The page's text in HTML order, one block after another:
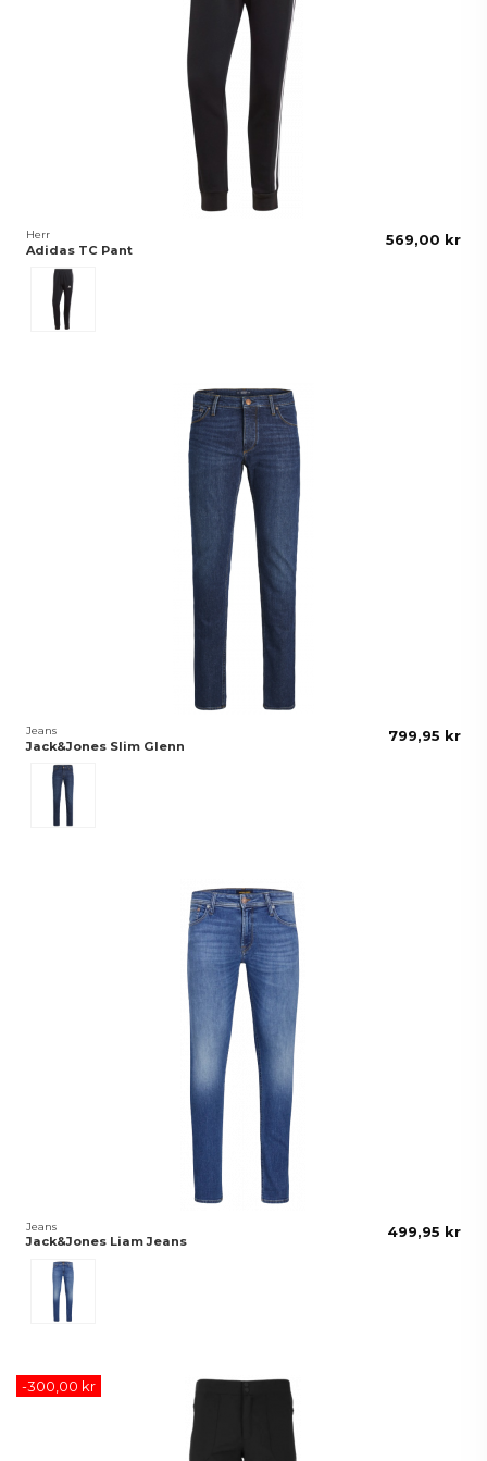
Herr
Adidas TC Pant
Svart
569,00 kr
Jeans
Jack&Jones Slim Glenn
Blå
799,95 kr
Jeans
Jack&Jones Liam Jeans
Blå
499,95 kr
-300,00 kr